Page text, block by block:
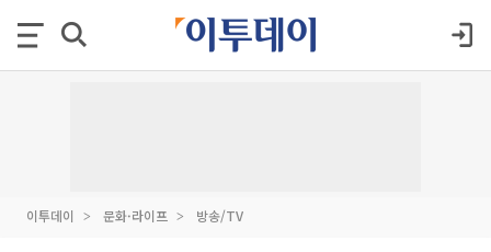
이투데이 문화·라이프 방송/TV